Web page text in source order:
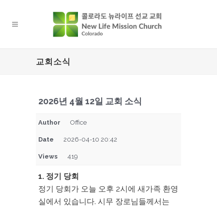
교회소식
2026년 4월 12일 교회 소식
Author Office
Date 2026-04-10 20:42
Views 419
1. 정기 당회
정기 당회가 오늘 오후 2시에 새가족 환영
실에서 있습니다. 시무 장로님들께서는